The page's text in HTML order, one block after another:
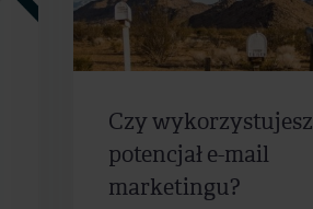
Czy wykorzystujesz
potencjał e-mail
marketingu?